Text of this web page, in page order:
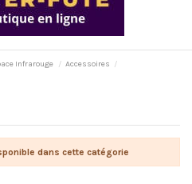
Infrarouge
Accessoires
dans cette catégorie